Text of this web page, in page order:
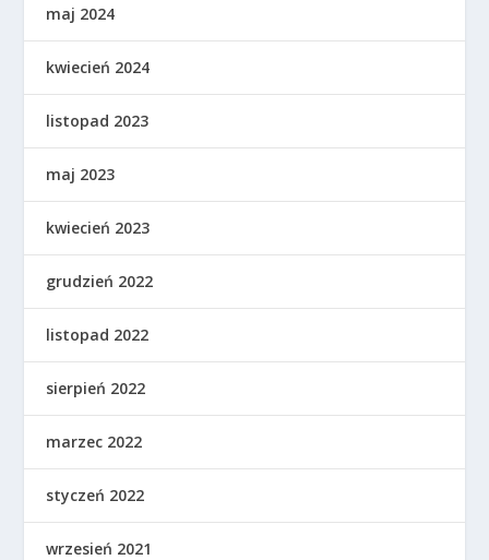
maj 2024
kwiecień 2024
listopad 2023
maj 2023
kwiecień 2023
grudzień 2022
listopad 2022
sierpień 2022
marzec 2022
styczeń 2022
wrzesień 2021